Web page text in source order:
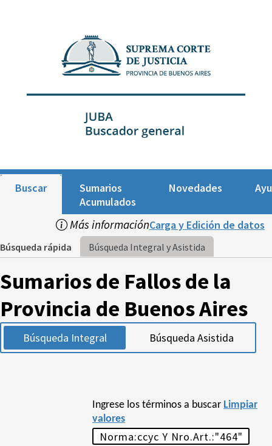
Buscar
Sumarios
Acumulados
Novedades
Más informaciónCarga y Edición de datos
Búsqueda rápida Búsqueda Integral y Asistida
Sumarios de Fallos de la
Provincia de Buenos Aires
Búsqueda Integral Búsqueda Asistida
Ingrese los términos a buscar Limpiar
valores